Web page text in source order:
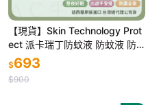
【現貨】Skin Technology Prot
ect 派卡瑞丁防蚊液 防蚊液 防
小黑蚊 長效防蚊液 滾珠 噴霧
$693
$900